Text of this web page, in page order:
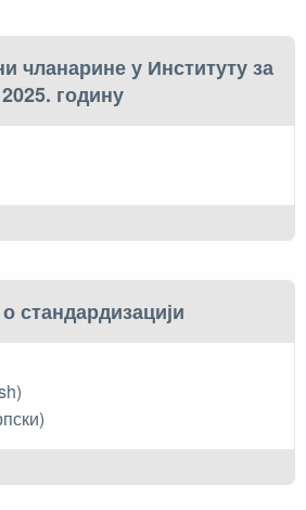
чланарине у Институту за
2025. годину
стандардизацији